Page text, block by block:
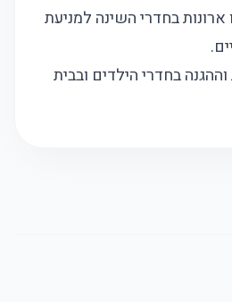
בחדרי השינה למניעת
בחדרי הילדים ובבית